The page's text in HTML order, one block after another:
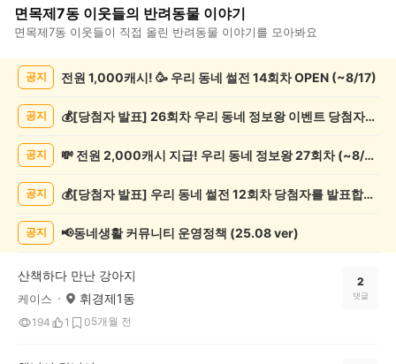
면목제7동 이웃들의 반려동물 이야기
면목제7동 이웃들이 직접 올린 반려동물 이야기를 모아봐요
글
공지 전원 1,000캐시! 🥳 우리 동네 썰전 14회차 OPEN (~8/17)
공지 💰[당첨자 발표] 26회차 우리 동네 정보왕 이벤트 당첨자를 발표합니다!
공지 💸 전원 2,000캐시 지급! 우리 동네 정보왕 27회차 (~8/10)
공지 💰[당첨자 발표] 우리 동네 썰전 12회차 당첨자를 발표합니다!
공지 📢동네생활 커뮤니티 운영정책 (25.08 ver)
산책하다 만난 강아지
케이스 휘경제1동
194 1 05개월 전
2
댓글